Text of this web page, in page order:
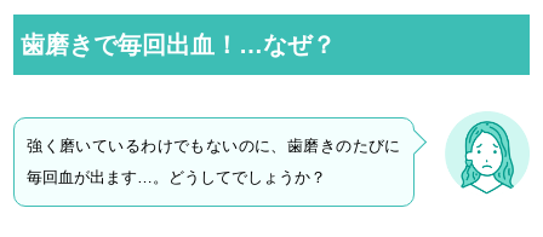
歯磨きで毎回出血！…なぜ？
強く磨いているわけでもないのに、歯磨きのたびに
毎回血が出ます…。どうしてでしょうか？